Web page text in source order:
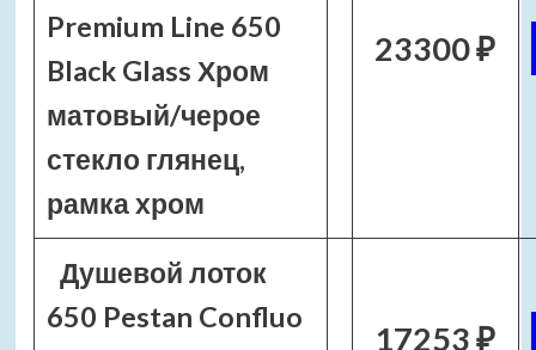
Premium Line 650
Black Glass Хром
матовый/черое
стекло глянец,
рамка хром
23300 ₽
Душевой лоток
650 Pestan Confluo
17253 ₽